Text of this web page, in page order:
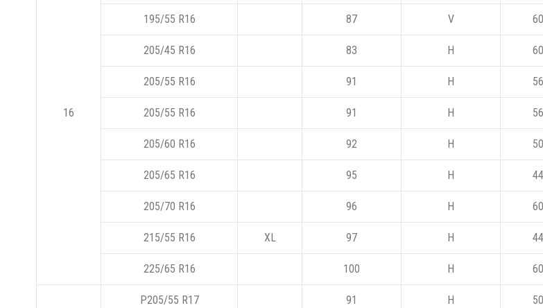
16
195/55 R16 87 V
205/45 R16 83 H
205/55 R16 91 H
205/55 R16 91 H
205/60 R16 92 H
205/65 R16 95 H
205/70 R16 96 H
215/55 R16 XL 97 H
225/65 R16 100 H
P205/55 R17 91 H